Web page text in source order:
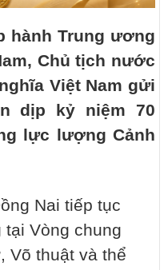
hành Trung ương
Chủ tịch nước
Việt Nam gửi
dịp kỷ niệm 70
lực lượng Cảnh
Nai tiếp tục
Vòng chung
Võ thuật và thể